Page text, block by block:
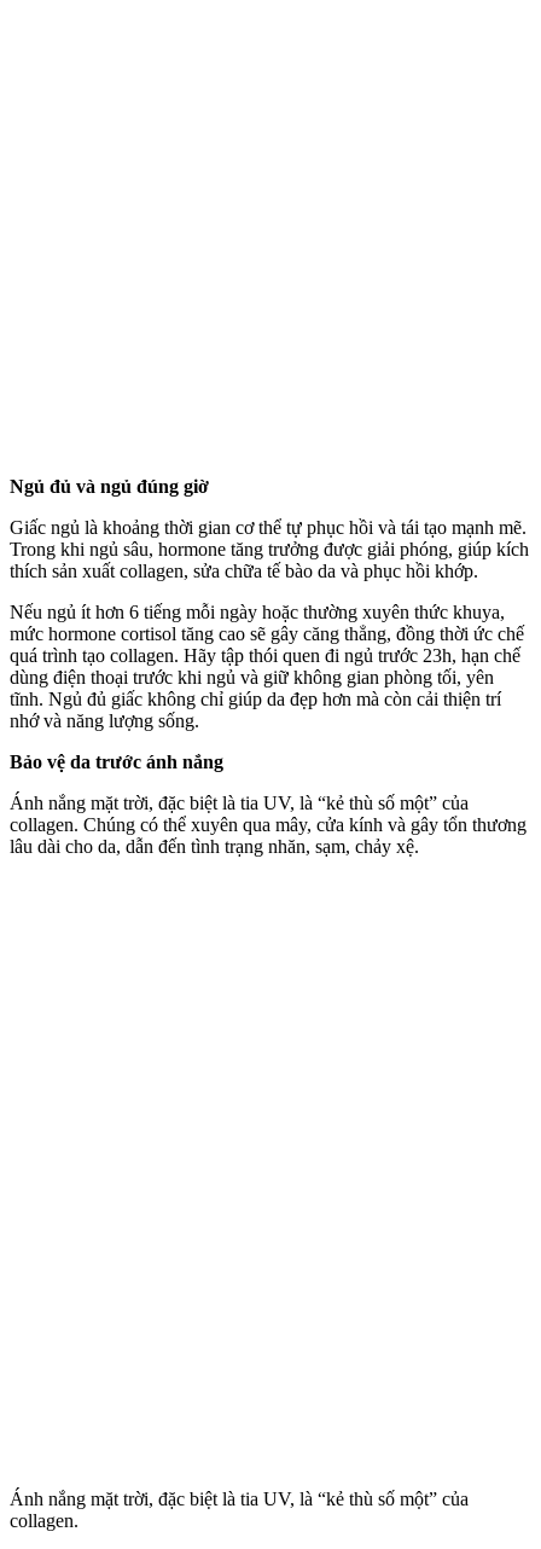
Ngủ đủ và ngủ đúng giờ
Giấc ngủ là khoảng thời gian c‌ơ th‌ể tự phục hồi và tái tạo mạnh mẽ.
Trong khi ngủ sâu, hormone tăng trưởng được giải phóng, giúp kíc‌h
thí‌ch sản xuất collagen, sửa chữa tế bào da và phục hồi khớp.
Nếu ngủ ít hơn 6 tiếng mỗi ngày hoặc thường xuyên thức khuya,
mức hormone cortisol tăng cao sẽ gây căng thẳng, đồng thời ức chế
quá trình tạo collagen. Hãy tập thói quen đi ngủ trước 23h, hạn chế
dùng điện thoại trước khi ngủ và giữ không gian phòng tối, yên
tĩnh. Ngủ đủ giấc không chỉ giúp da đẹp hơn mà còn cải thiện trí
nhớ và năng lượng sống.
Bảo vệ da trước ánh nắng
Ánh nắng mặt trời, đặc biệt là tia UV, là “kẻ thù số một” của
collagen. Chúng có thể xuyên qua mây, cửa kính và gây tổn thương
lâu dài cho da, dẫn đến tình trạng nhăn, sạm, chảy xệ.
Ánh nắng mặt trời, đặc biệt là tia UV, là “kẻ thù số một” của
collagen.